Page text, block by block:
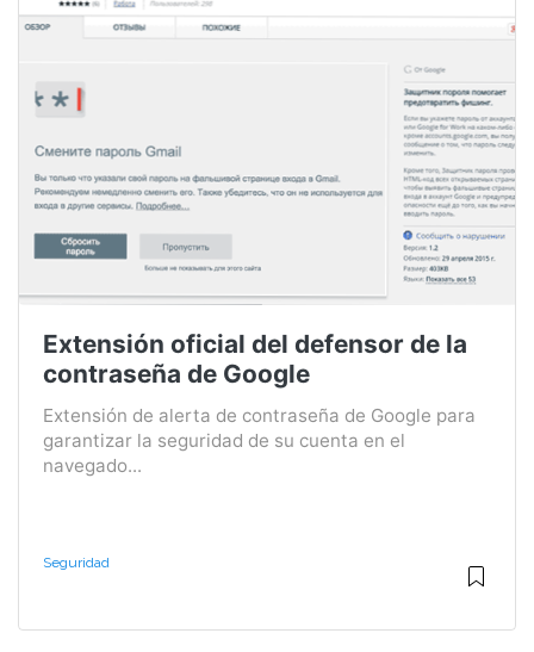
Extensión oficial del defensor de la
contraseña de Google
Extensión de alerta de contraseña de Google para
garantizar la seguridad de su cuenta en el
navegado...
Seguridad